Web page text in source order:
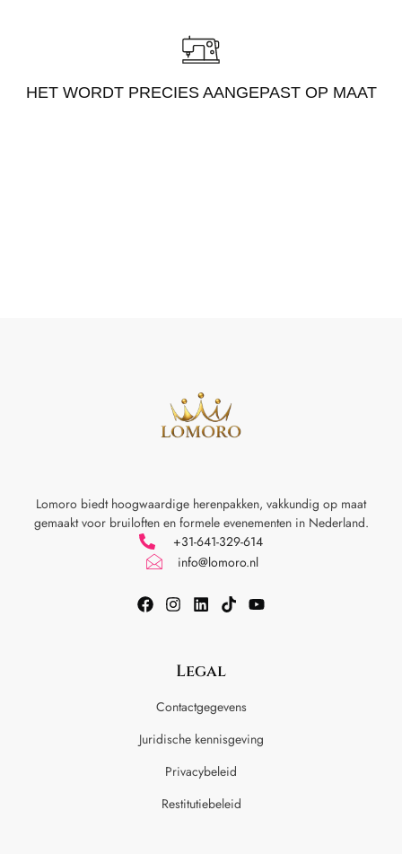
HET WORDT PRECIES AANGEPAST OP MAAT
Lomoro biedt hoogwaardige herenpakken, vakkundig op maat
gemaakt voor bruiloften en formele evenementen in Nederland.
+31-641-329-614
info@lomoro.nl
Legal
Contactgegevens
Juridische kennisgeving
Privacybeleid
Restitutiebeleid